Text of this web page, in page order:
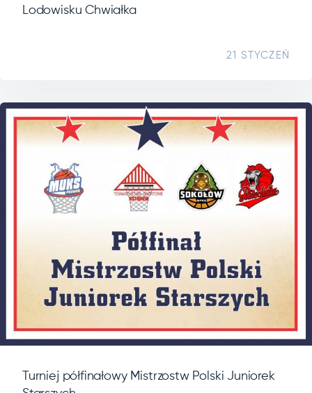
Lodowisku Chwiałka
21 STYCZEŃ
Turniej półfinałowy Mistrzostw Polski Juniorek